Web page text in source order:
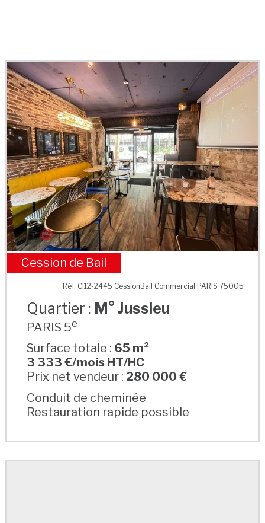
M° Jussieu
Cession de Bail
Réf. CI12-2445 CessionBail Commercial PARIS 75005
Quartier : M° Jussieu
PARIS 5e
Surface totale : 65 m²
3 333 €/mois HT/HC
Prix net vendeur : 280 000 €
Conduit de cheminée
Restauration rapide possible